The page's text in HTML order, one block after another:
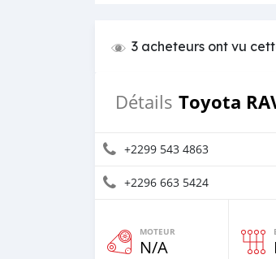
3 acheteurs ont vu
Détails Toyota
+2299 543 4863
+2296 663 5424
MOTEUR
N/A